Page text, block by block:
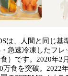
は、人間と同じ基
急速冷凍したフレ
）です。2020年2
万食を突破。2022